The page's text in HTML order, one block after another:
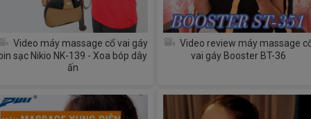
Video máy massage cổ vai gáy
sạc Nikio NK-139 - Xoa bóp dây
ấn
Video review máy massage
vai gáy Booster BT-36